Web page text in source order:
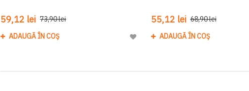
59,12 lei 73,90 lei
ADAUGĂ ÎN COȘ
Adaugă
de
55,12 lei 68,90 lei
ADAUGĂ ÎN COȘ